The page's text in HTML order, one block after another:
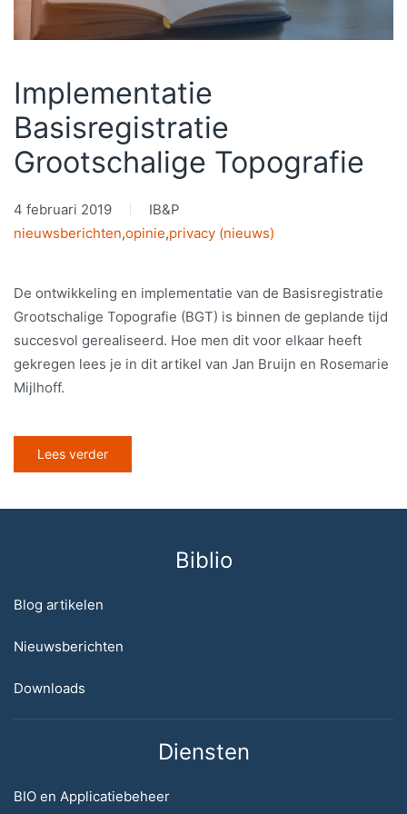
Implementatie
Basisregistratie
Grootschalige Topografie
4 februari 2019
IB&P
nieuwsberichten,opinie,privacy (nieuws)
De ontwikkeling en implementatie van de Basisregistratie
Grootschalige Topografie (BGT) is binnen de geplande tijd
succesvol gerealiseerd. Hoe men dit voor elkaar heeft
gekregen lees je in dit artikel van Jan Bruijn en Rosemarie
Mijlhoff.
Lees verder
Biblio
Blog artikelen
Nieuwsberichten
Downloads
Diensten
BIO en Applicatiebeheer